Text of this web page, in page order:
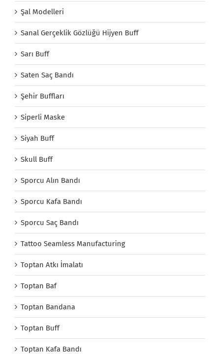
Şal Modelleri
Sanal Gerçeklik Gözlüğü Hijyen Buff
Sarı Buff
Saten Saç Bandı
Şehir Buffları
Siperli Maske
Siyah Buff
Skull Buff
Sporcu Alın Bandı
Sporcu Kafa Bandı
Sporcu Saç Bandı
Tattoo Seamless Manufacturing
Toptan Atkı İmalatı
Toptan Baf
Toptan Bandana
Toptan Buff
Toptan Kafa Bandı